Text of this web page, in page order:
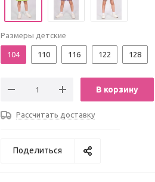
Размеры детские
104 110 116 122 128
В корзину
Рассчитать доставку
Поделиться